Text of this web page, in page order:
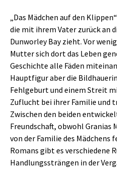
„Das Mädchen auf den
die mit ihrem Vater zurück an
Dunworley Bay zieht. Vor
Mutter sich dort das Leben
Geschichte alle Fäden
Hauptfigur aber die
Fehlgeburt und einem Streit
Zuflucht bei ihrer Familie und
Zwischen den beiden
Freundschaft, obwohl
von der Familie des Mädchens
Romans gibt es verschiedene
Handlungssträngen in der